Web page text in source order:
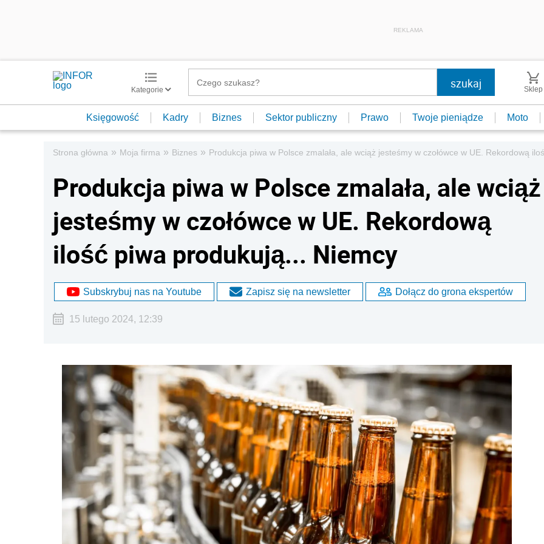
REKLAMA
Kategorie Sklep
Księgowość Kadry Biznes Sektor publiczny Prawo Twoje pieniądze Moto
Strona główna » Moja firma » Biznes » Produkcja piwa w Polsce zmalała, ale wciąż jesteśmy w czołówce w UE. Rekordową
Produkcja piwa w Polsce zmalała, ale wciąż
jesteśmy w czołówce w UE. Rekordową
ilość piwa produkują... Niemcy
Subskrybuj nas na Youtube Zapisz się na newsletter Dołącz do grona ekspertów
15 lutego 2024, 12:39